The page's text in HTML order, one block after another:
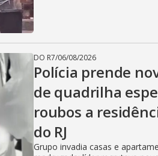
DO R7/06/08/2026
Polícia prende
de quadrilha
roubos a
do RJ
Grupo invadia casas e